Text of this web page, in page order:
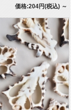
価格:204円(税込)～